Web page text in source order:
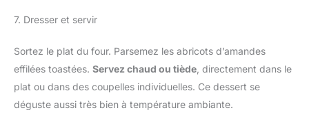
7. Dresser et servir
Sortez le plat du four. Parsemez les abricots d’amandes
effilées toastées. Servez chaud ou tiède , directement dans le
plat ou dans des coupelles individuelles. Ce dessert se
déguste aussi très bien à température ambiante.